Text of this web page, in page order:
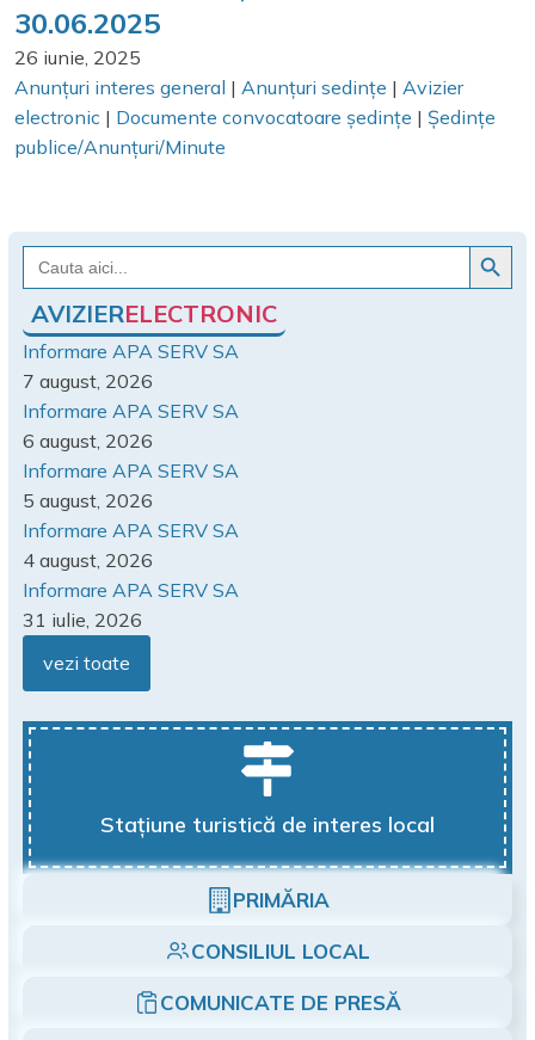
30.06.2025
26 iunie, 2025
Anunțuri interes general | Anunțuri sedințe | Avizier
electronic | Documente convocatoare ședințe | Ședințe
publice/Anunțuri/Minute
Search
for:
Search Button
AVIZIERELECTRONIC
Informare APA SERV SA
7 august, 2026
Informare APA SERV SA
6 august, 2026
Informare APA SERV SA
5 august, 2026
Informare APA SERV SA
4 august, 2026
Informare APA SERV SA
31 iulie, 2026
vezi toate
Stațiune turistică de interes local
PRIMĂRIA
CONSILIUL LOCAL
COMUNICATE DE PRESĂ